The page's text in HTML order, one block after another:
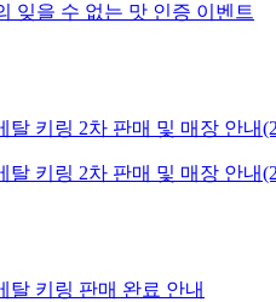
잊을 수 없는 맛 인증 이벤트
키링 2차 판매 및 매장 안내
키링 2차 판매 및 매장 안내
탈 키링 판매 완료 안내